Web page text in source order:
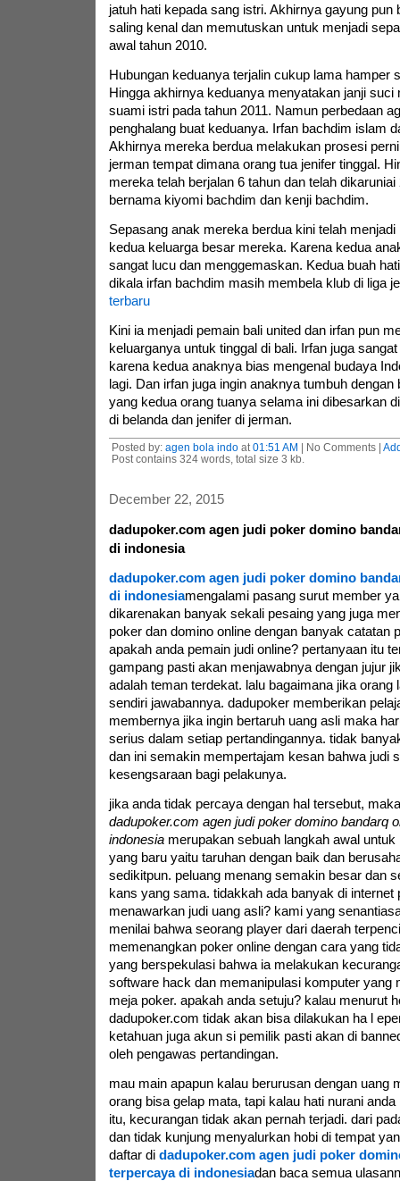
jatuh hati kepada sang istri. Akhirnya gayung pun
saling kenal dan memutuskan untuk menjadi
awal tahun 2010.
Hubungan keduanya terjalin cukup lama hamper
Hingga akhirnya keduanya menyatakan janji suci
suami istri pada tahun 2011. Namun perbedaan
penghalang buat keduanya. Irfan bachdim islam
Akhirnya mereka berdua melakukan prosesi
jerman tempat dimana orang tua jenifer tinggal.
mereka telah berjalan 6 tahun dan telah
bernama kiyomi bachdim dan kenji bachdim.
Sepasang anak mereka berdua kini telah
kedua keluarga besar mereka. Karena kedua
sangat lucu dan menggemaskan. Kedua buah
dikala irfan bachdim masih membela klub di liga
terbaru
Kini ia menjadi pemain bali united dan irfan pun
keluarganya untuk tinggal di bali. Irfan juga
karena kedua anaknya bias mengenal budaya
lagi. Dan irfan juga ingin anaknya tumbuh dengan
yang kedua orang tuanya selama ini dibesarkan
di belanda dan jenifer di jerman.
Posted by: agen bola indoat 01:51 AM | No Comments |
Post contains 324 words, total size 3 kb.
December 22, 2015
dadupoker.com agen judi poker domino
di indonesia
dadupoker.com agen judi poker domino
di indonesiamengalami pasang surut member
dikarenakan banyak sekali pesaing yang juga
poker dan domino online dengan banyak catatan
apakah anda pemain judi online? pertanyaan itu
gampang pasti akan menjawabnya dengan jujur
adalah teman terdekat. lalu bagaimana jika orang
sendiri jawabannya. dadupoker memberikan
membernya jika ingin bertaruh uang asli maka
serius dalam setiap pertandingannya. tidak
dan ini semakin mempertajam kesan bahwa judi
kesengsaraan bagi pelakunya.
jika anda tidak percaya dengan hal tersebut,
dadupoker.com agen judi poker domino bandarq
indonesiamerupakan sebuah langkah awal untuk
yang baru yaitu taruhan dengan baik dan
sedikitpun. peluang menang semakin besar dan
kans yang sama. tidakkah ada banyak di internet
menawarkan judi uang asli? kami yang
menilai bahwa seorang player dari daerah
memenangkan poker online dengan cara yang
yang berspekulasi bahwa ia melakukan
software hack dan memanipulasi komputer yang
meja poker. apakah anda setuju? kalau menurut
dadupoker.com tidak akan bisa dilakukan ha l
ketahuan juga akun si pemilik pasti akan di
oleh pengawas pertandingan.
mau main apapun kalau berurusan dengan uang
orang bisa gelap mata, tapi kalau hati nurani
itu, kecurangan tidak akan pernah terjadi. dari
dan tidak kunjung menyalurkan hobi di tempat
daftar di dadupoker.com agen judi poker
terpercaya di indonesiadan baca semua